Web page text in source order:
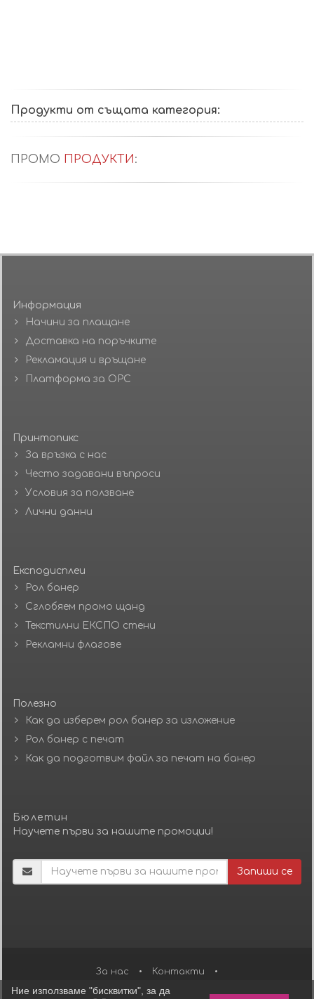
Продукти от същата категория:
ПРОМО ПРОДУКТИ :
Информация
Начини за плащане
Доставка на поръчките
Рекламация и връщане
Платформа за ОРС
Принтопикс
За връзка с нас
Често задавани въпроси
Условия за ползване
Лични данни
Експодисплеи
Рол банер
Сглобяем промо щанд
Текстилни ЕКСПО стени
Рекламни флагове
Полезно
Как да изберем рол банер за изложение
Рол банер с печат
Как да подготвим файл за печат на банер
Бюлетин
Научете първи за нашите промоции!
Запиши се
За нас • Контакти •
Ние използваме "бисквитки", за да